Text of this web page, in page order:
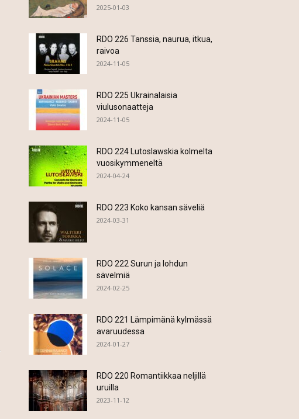
2025-01-03
RDO 226 Tanssia, naurua, itkua,
raivoa
2024-11-05
RDO 225 Ukrainalaisia
viulusonaatteja
2024-11-05
RDO 224 Lutoslawskia kolmelta
vuosikymmeneltä
2024-04-24
RDO 223 Koko kansan säveliä
2024-03-31
RDO 222 Surun ja lohdun
sävelmiä
2024-02-25
RDO 221 Lämpimänä kylmässä
avaruudessa
2024-01-27
RDO 220 Romantiikkaa neljillä
uruilla
2023-11-12